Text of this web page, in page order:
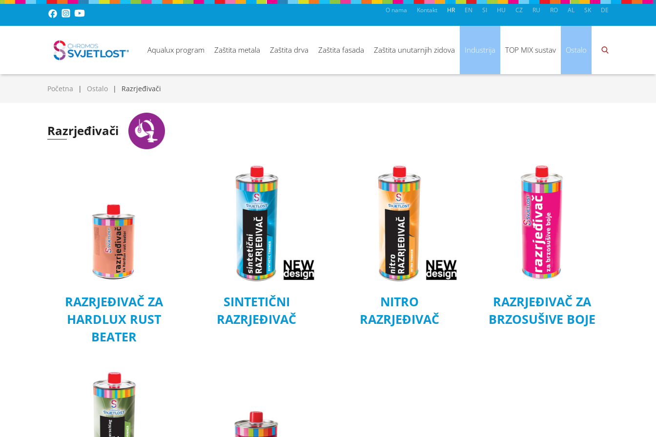
HR EN SI HU CZ RU RO AL SK DE
O nama Kontakt
Aqualux program Zaštita metala Zaštita drva Zaštita fasada Zaštita unutarnjih zidova Industrija TOP MIX sustav Ostalo
Početna Ostalo Razrjeđivači
Razrjeđivači
RAZRJEĐIVAČ ZA
HARDLUX RUST
BEATER
SINTETIČNI
RAZRJEĐIVAČ
NITRO
RAZRJEĐIVAČ
RAZRJEĐIVAČ ZA
BRZOSUŠIVE BOJE